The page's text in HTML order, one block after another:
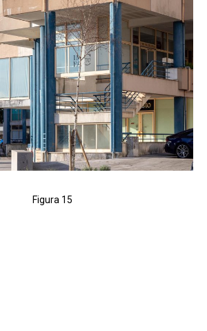
Figura 15